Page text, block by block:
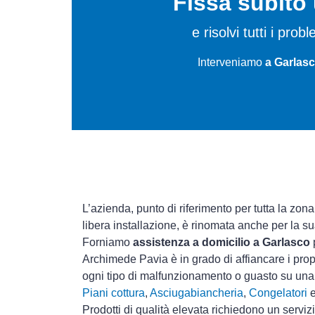
e risolvi tutti i
Interveniamo a
L’azienda, punto di riferimento per tutta la
libera installazione, è rinomata anche per la
Forniamo assistenza a domicilio a Garlasco
Archimede Pavia è in grado di affiancare i
ogni tipo di malfunzionamento o guasto su
Piani cottura, Asciugabiancheria, Congelatori
Prodotti di qualità elevata richiedono un